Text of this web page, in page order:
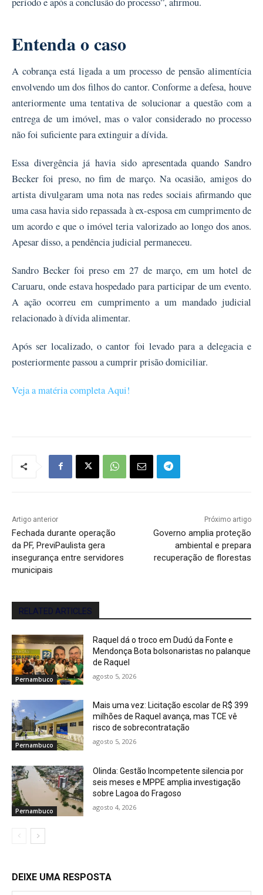
Entenda o caso
A cobrança está ligada a um processo de pensão alimentícia
envolvendo um dos filhos do cantor. Conforme a defesa, houve
anteriormente uma tentativa de solucionar a questão com a
entrega de um imóvel, mas o valor considerado no processo
não foi suficiente para extinguir a dívida.
Essa divergência já havia sido apresentada quando Sandro
Becker foi preso, no fim de março. Na ocasião, amigos do
artista divulgaram uma nota nas redes sociais afirmando que
uma casa havia sido repassada à ex-esposa em cumprimento de
um acordo e que o imóvel teria valorizado ao longo dos anos.
Apesar disso, a pendência judicial permaneceu.
Sandro Becker foi preso em 27 de março, em um hotel de
Caruaru, onde estava hospedado para participar de um evento.
A ação ocorreu em cumprimento a um mandado judicial
relacionado à dívida alimentar.
Após ser localizado, o cantor foi levado para a delegacia e
posteriormente passou a cumprir prisão domiciliar.
Veja a matéria completa Aqui!
Artigo anterior
Fechada durante operação
da PF, PreviPaulista gera
insegurança entre servidores
municipais
Próximo artigo
Governo amplia proteção
ambiental e prepara
recuperação de florestas
RELATED ARTICLES
Pernambuco
Raquel dá o troco em Dudú da Fonte e
Mendonça Bota bolsonaristas no palanque
de Raquel
agosto 5, 2026
Pernambuco
Mais uma vez: Licitação escolar de R$ 399
milhões de Raquel avança, mas TCE vê
risco de sobrecontratação
agosto 5, 2026
Pernambuco
Olinda: Gestão Incompetente silencia por
seis meses e MPPE amplia investigação
sobre Lagoa do Fragoso
agosto 4, 2026
DEIXE UMA RESPOSTA